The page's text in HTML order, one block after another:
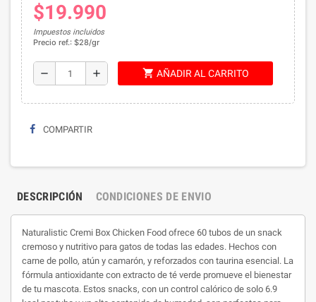
$19.990
Impuestos incluidos
Precio ref.: $28/gr
remove add shopping_cart AÑADIR AL CARRITO
COMPARTIR
DESCRIPCIÓN CONDICIONES DE ENVIO
Naturalistic Cremi Box Chicken Food ofrece 60 tubos de un snack
cremoso y nutritivo para gatos de todas las edades. Hechos con
carne de pollo, atún y camarón, y reforzados con taurina esencial. La
fórmula antioxidante con extracto de té verde promueve el bienestar
de tu mascota. Estos snacks, con un control calórico de solo 6.9